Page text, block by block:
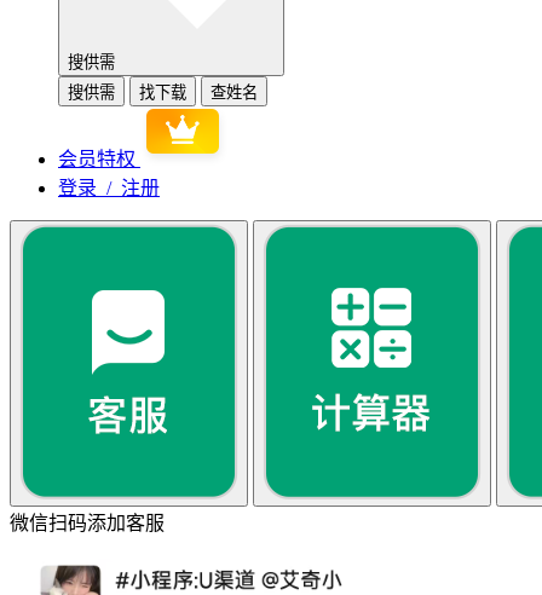
搜供需
搜供需
找下载 查姓名
会员特权
登录 / 注册
微信扫码添加客服